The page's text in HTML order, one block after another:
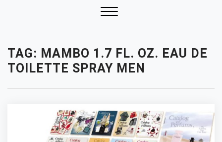
TAG: MAMBO 1.7 FL. OZ. EAU DE
TOILETTE SPRAY MEN